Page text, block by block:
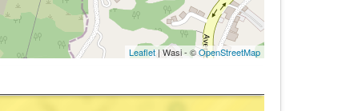
Leaflet| Wasi - ©OpenStreetMap